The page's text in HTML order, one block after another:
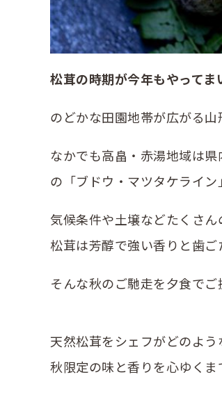
松茸の時期が今年もやってま
のどかな田園地帯が広がる山
なかでも高畠・赤湯地域は
の「ブドウ・マツタケライン
気候条件や土壌などたくさ
松茸は芳醇で強い香りと歯ご
そんな秋のご馳走を夕食でご
天然松茸をシェフがどのよ
秋限定の味と香りを心ゆくま